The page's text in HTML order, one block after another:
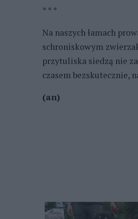
* * *
Na naszych łamach
schroniskowym
przytuliska siedzą nie
czasem bezskutecznie,
(an)